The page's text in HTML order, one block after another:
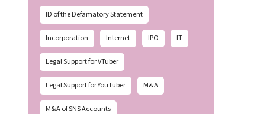
ID of the Defamatory Statement
Incorporation Internet IPO IT
Legal Support for VTuber
Legal Support for YouTuber M&A
M&A of SNS Accounts